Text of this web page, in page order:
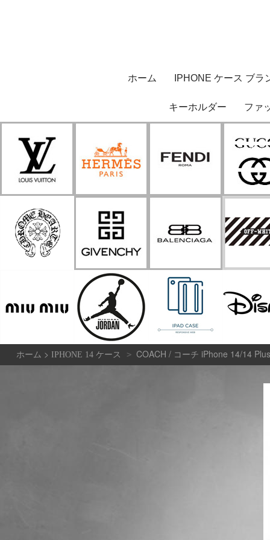
ホーム IPHONE ケース ブラ
キーホルダー ファ
ホーム > IPHONE 14 ケース > COACH / コーチ iPhone 14/14